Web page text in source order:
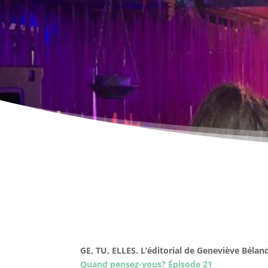
GE, TU, ELLES. L’éditorial de Geneviève
Quand pensez-vous? Épisode 21